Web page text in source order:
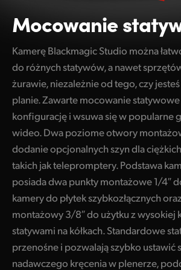
Mocowanie
Kamerę Blackmagic Studio można
do różnych statywów, a nawet
żurawie, niezależnie od tego, czy
planie. Zawarte mocowanie statywowe
konfigurację i wsuwa się w popularne
wideo. Dwa poziome otwory
dodanie opcjonalnych szyn dla
takich jak telepromptery. Podstawa
posiada dwa punkty montażowe 1/4″
kamery do płytek szybkozłącznych
montażowy 3/8″ do użytku z wysokiej
statywami na kółkach. Standardowe
przenośne i pozwalają szybko ustawić
nadawczego kręcenia w plenerze,